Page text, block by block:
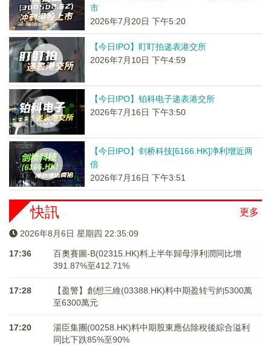
市
2026年7月20日 下午5:20
【今日IPO】盯盯拍递表港交所
2026年7月10日 下午4:59
【今日IPO】铂科电子递表港交所
2026年7月16日 下午3:50
【今日IPO】剑桥科技[6166.HK]净利增近两
倍
2026年7月16日 下午3:51
更多
快訊
2026年8月6日 星期四 22:35:09
17:36
百奧賽圖-B(02315.HK)料上半年歸母淨利潤同比增
391.87%至412.71%
17:28
【盈警】創想三維(03388.HK)料中期盈转亏約5300萬
至6300萬元
17:20
湯臣集團(00258.HK)料中期股東應佔除稅後綜合溢利
同比下跌85%至90%